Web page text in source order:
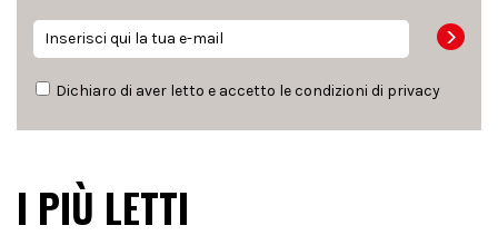
Dichiaro di aver letto e accetto le condizioni di privacy
I PIÙ LETTI